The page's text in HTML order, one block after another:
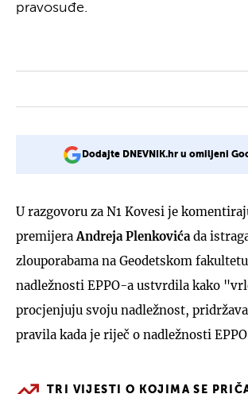
pravosuđe.
Dodajte DNEVNIK.hr u omiljeni
U razgovoru za N1 Kovesi je
premijeraAndreja Plenkovićada
zlouporabama na Geodetskom
nadležnosti EPPO-a ustvrdila kako
procjenjuju svoju nadležnost,
pravila kada je riječ o nadležnosti
TRI VIJESTI O KOJIMA SE